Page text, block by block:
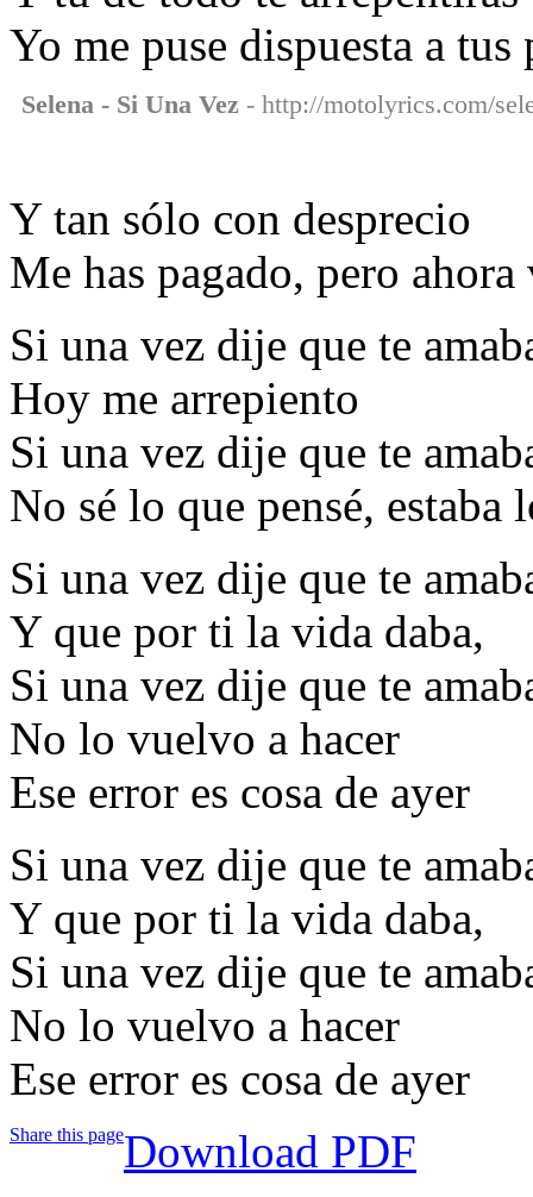
Yo me puse dispuesta a tus
Selena - Si Una Vez - http://motolyrics.com/
Y tan sólo con desprecio
Me has pagado, pero ahora
Si una vez dije que te
Hoy me arrepiento
Si una vez dije que te
No sé lo que pensé, estaba
Si una vez dije que te
Y que por ti la vida daba,
Si una vez dije que te
No lo vuelvo a hacer
Ese error es cosa de ayer
Si una vez dije que te
Y que por ti la vida daba,
Si una vez dije que te
No lo vuelvo a hacer
Ese error es cosa de ayer
Share this pageDownload PDF